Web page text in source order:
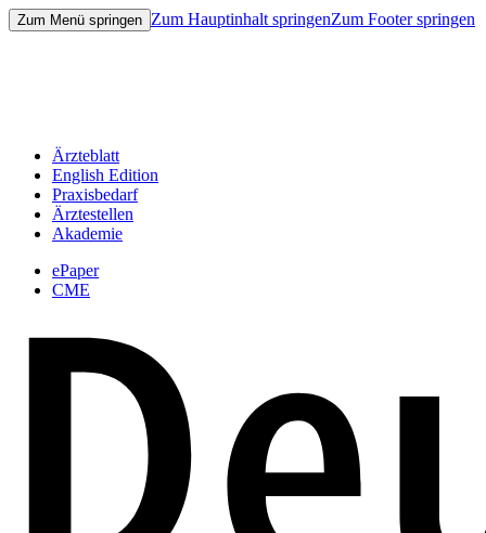
Zum Menü springen Zum Hauptinhalt springenZum Footer springen
Ärzteblatt
English Edition
Praxisbedarf
Ärztestellen
Akademie
ePaper
CME